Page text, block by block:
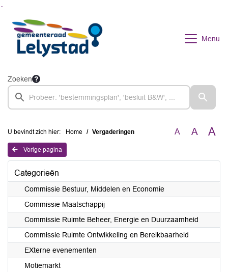
Menu
Zoeken
U bevindt zich hier: Home Vergaderingen A A A
Vorige pagina
Categorieën
Commissie Bestuur, Middelen en Economie
Commissie Maatschappij
Commissie Ruimte Beheer, Energie en Duurzaamheid
Commissie Ruimte Ontwikkeling en Bereikbaarheid
EXterne evenementen
Motiemarkt